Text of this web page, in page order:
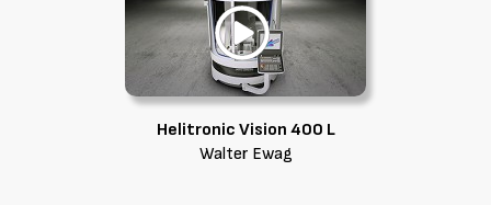
Helitronic Vision 400 L
Walter Ewag